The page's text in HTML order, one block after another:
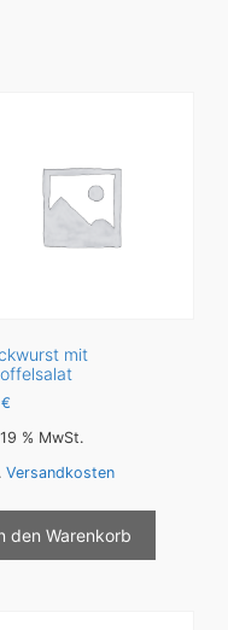
mit
€
% MwSt.
Versandkosten
den Warenkorb